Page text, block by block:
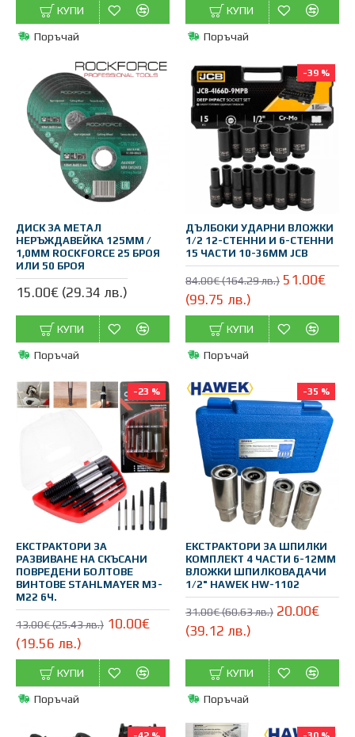
КУПИ
Поръчай
КУПИ
Поръчай
ДИСК ЗА МЕТАЛ
НЕРЪЖДАВЕЙКА 125ММ /
1,0ММ ROCKFORCE 25 БРОЯ
ИЛИ 50 БРОЯ
15.00€ (29.34 лв.)
КУПИ
Поръчай
-39 %
ДЪЛБОКИ УДАРНИ ВЛОЖКИ
1/2 12-СТЕННИ И 6-СТЕННИ
15 ЧАСТИ 10-36ММ JCB
84.00€ (164.29 лв.) 51.00€
(99.75 лв.)
КУПИ
Поръчай
-23 %
ЕКСТРАКТОРИ ЗА
РАЗВИВАНЕ НА СКЪСАНИ
ПОВРЕДЕНИ БОЛТОВЕ
ВИНТОВЕ STAHLMAYER M3-
M22 6Ч.
13.00€ (25.43 лв.) 10.00€
(19.56 лв.)
КУПИ
Поръчай
-35 %
ЕКСТРАКТОРИ ЗА ШПИЛКИ
КОМПЛЕКТ 4 ЧАСТИ 6-12ММ
ВЛОЖКИ ШПИЛКОВАДАЧИ
1/2" HAWEK HW-1102
31.00€ (60.63 лв.) 20.00€
(39.12 лв.)
КУПИ
Поръчай